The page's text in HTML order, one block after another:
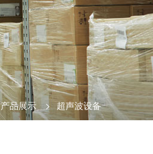
产品展示 > 超声波设备